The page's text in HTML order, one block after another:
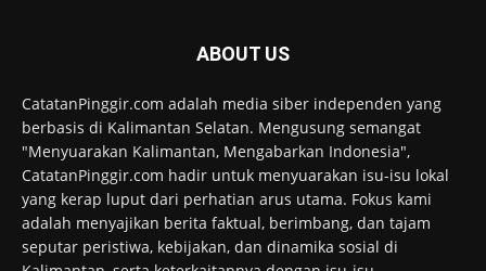
ABOUT US
CatatanPinggir.com adalah media siber independen yang
berbasis di Kalimantan Selatan. Mengusung semangat
"Menyuarakan Kalimantan, Mengabarkan Indonesia",
CatatanPinggir.com hadir untuk menyuarakan isu-isu lokal
yang kerap luput dari perhatian arus utama. Fokus kami
adalah menyajikan berita faktual, berimbang, dan tajam
seputar peristiwa, kebijakan, dan dinamika sosial di